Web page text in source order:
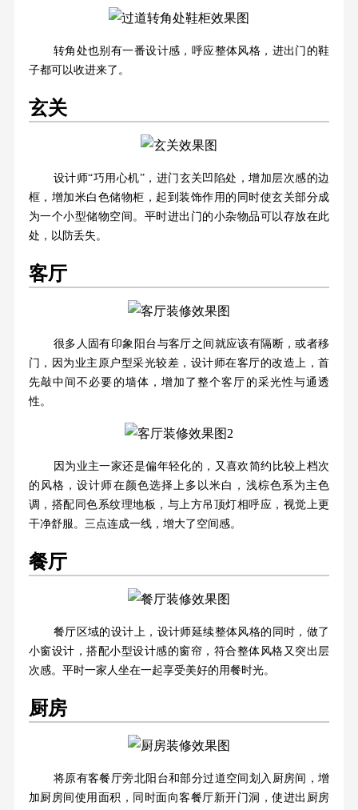
转角处也别有一番设计感，呼应整体风格，进出门的鞋
子都可以收进来了。
玄关
设计师“巧用心机”，进门玄关凹陷处，增加层次感的边
框，增加米白色储物柜，起到装饰作用的同时使玄关部分成
为一个小型储物空间。平时进出门的小杂物品可以存放在此
处，以防丢失。
客厅
很多人固有印象阳台与客厅之间就应该有隔断，或者移
门，因为业主原户型采光较差，设计师在客厅的改造上，首
先敲中间不必要的墙体，增加了整个客厅的采光性与通透
性。
因为业主一家还是偏年轻化的，又喜欢简约比较上档次
的风格，设计师在颜色选择上多以米白，浅棕色系为主色
调，搭配同色系纹理地板，与上方吊顶灯相呼应，视觉上更
干净舒服。三点连成一线，增大了空间感。
餐厅
餐厅区域的设计上，设计师延续整体风格的同时，做了
小窗设计，搭配小型设计感的窗帘，符合整体风格又突出层
次感。平时一家人坐在一起享受美好的用餐时光。
厨房
将原有客餐厅旁北阳台和部分过道空间划入厨房间，增
加厨房间使用面积，同时面向客餐厅新开门洞，使进出厨房